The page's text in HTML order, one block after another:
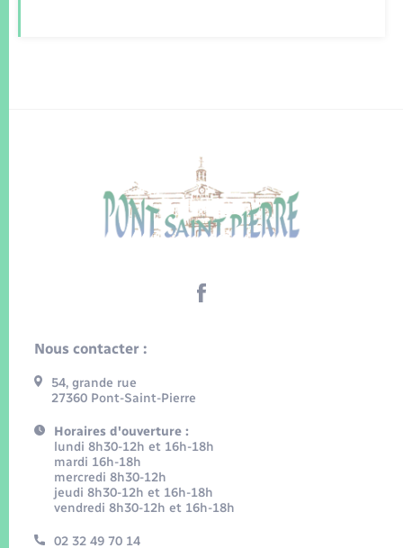
Nous contacter :
54, grande rue
27360 Pont-Saint-Pierre
Horaires d'ouverture :
lundi 8h30-12h et 16h-18h
mardi 16h-18h
mercredi 8h30-12h
jeudi 8h30-12h et 16h-18h
vendredi 8h30-12h et 16h-18h
02 32 49 70 14